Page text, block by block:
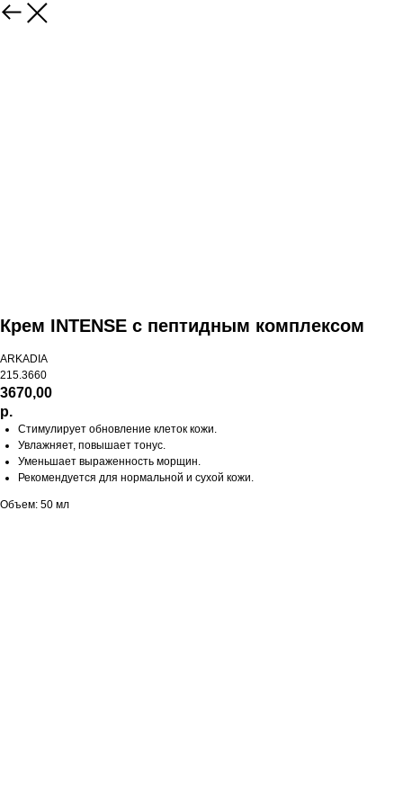
Крем INTENSE c пептидным комплексом
ARKADIA
215.3660
3670,00
р.
Cтимулирует обновление клеток кожи.
Увлажняет, повышает тонус.
Уменьшает выраженность морщин.
Рекомендуется для нормальной и сухой кожи.
Объем: 50 мл